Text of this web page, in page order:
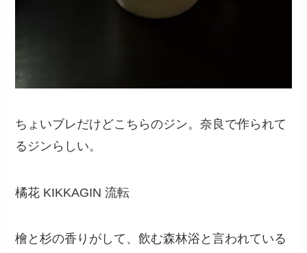
ちょいブレだけどこちらのジン。奈良で作られて
るジンらしい。
橘花 KIKKAGIN 流転
檜と杉の香りがして、飲む森林浴と言われている